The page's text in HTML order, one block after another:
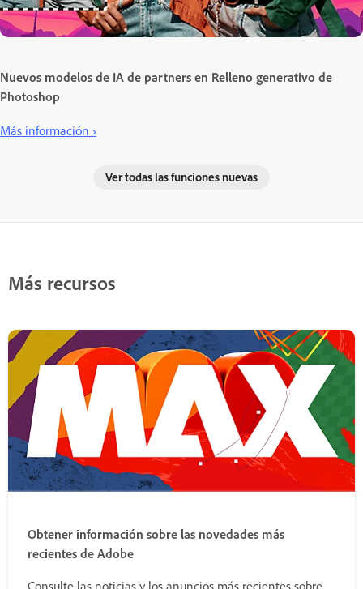
Nuevos modelos de IA de partners en Relleno generativo de
Photoshop
Más información ›
Ver todas las funciones nuevas
Más recursos
Obtener información sobre las novedades más
recientes de Adobe